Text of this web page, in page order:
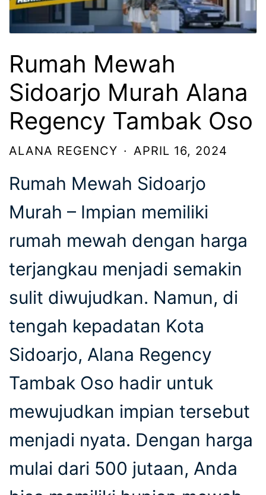
Rumah Mewah
Sidoarjo Murah Alana
Regency Tambak Oso
ALANA REGENCY · APRIL 16, 2024
Rumah Mewah Sidoarjo
Murah – Impian memiliki
rumah mewah dengan harga
terjangkau menjadi semakin
sulit diwujudkan. Namun, di
tengah kepadatan Kota
Sidoarjo, Alana Regency
Tambak Oso hadir untuk
mewujudkan impian tersebut
menjadi nyata. Dengan harga
mulai dari 500 jutaan, Anda